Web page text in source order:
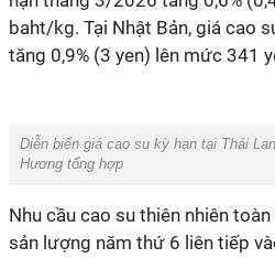
baht/kg. Tại Nhật Bản, giá cao
tăng 0,9% (3 yen) lên mức 341
Diễn biến giá cao su kỳ hạn tại Thái
Hương tổng hợp
Nhu cầu cao su thiên nhiên
sản lượng năm thứ 6 liên tiếp